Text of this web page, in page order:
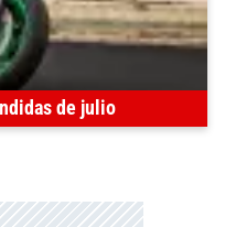
de julio